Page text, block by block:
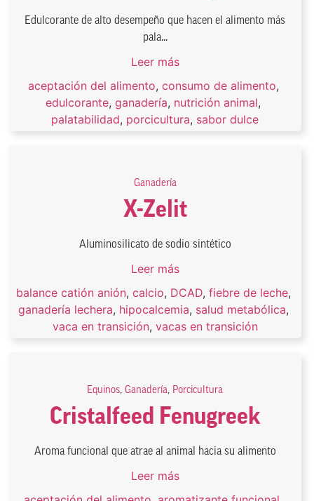
Edulcorante de alto desempeño que hacen el alimento más
pala...
Leer más
aceptación del alimento, consumo de alimento,
edulcorante, ganadería, nutrición animal,
palatabilidad, porcicultura, sabor dulce
Ganadería
X-Zelit
Aluminosilicato de sodio sintético
Leer más
balance catión anión, calcio, DCAD, fiebre de leche,
ganadería lechera, hipocalcemia, salud metabólica,
vaca en transición, vacas en transición
Equinos, Ganadería, Porcicultura
Cristalfeed Fenugreek
Aroma funcional que atrae al animal hacia su alimento
Leer más